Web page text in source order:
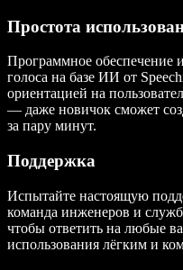
Простота
Программное обеспечение
голоса на базе ИИ от
ориентацией на
— даже новичок сможет
за пару минут.
Поддержка
Испытайте настоящую
команда инженеров и
чтобы ответить на любые
использования лёгким и